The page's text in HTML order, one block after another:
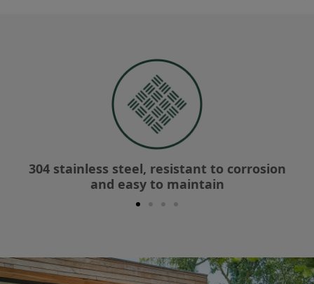
304 stainless steel, resistant to corrosion
and easy to maintain